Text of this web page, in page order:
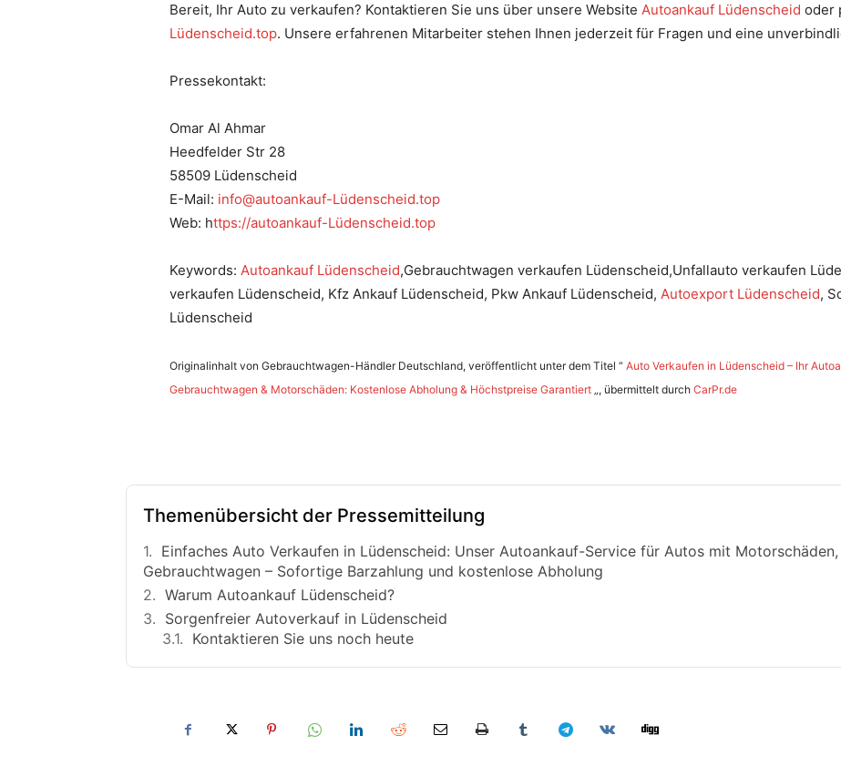
Bereit, Ihr Auto zu verkaufen? Kontaktieren Sie uns über unsere Website Autoankauf Lüdenscheid oder
Lüdenscheid.top. Unsere erfahrenen Mitarbeiter stehen Ihnen jederzeit für Fragen und eine
Pressekontakt:
Omar Al Ahmar
Heedfelder Str 28
58509 Lüdenscheid
E-Mail: info@autoankauf-Lüdenscheid.top
Web: https://autoankauf-Lüdenscheid.top
Keywords: Autoankauf Lüdenscheid,Gebrauchtwagen verkaufen Lüdenscheid,Unfallauto verkaufen
verkaufen Lüdenscheid, Kfz Ankauf Lüdenscheid, Pkw Ankauf Lüdenscheid, Autoexport Lüdenscheid,
Lüdenscheid
Originalinhalt von Gebrauchtwagen-Händler Deutschland, veröffentlicht unter dem Titel “ Auto Verkaufen in Lüdenscheid – Ihr
Gebrauchtwagen & Motorschäden: Kostenlose Abholung & Höchstpreise Garantiert „, übermittelt durch CarPr.de
Themenübersicht der Pressemitteilung
Einfaches Auto Verkaufen in Lüdenscheid: Unser Autoankauf-Service für Autos mit
Gebrauchtwagen – Sofortige Barzahlung und kostenlose Abholung
Warum Autoankauf Lüdenscheid?
Sorgenfreier Autoverkauf in Lüdenscheid
Kontaktieren Sie uns noch heute